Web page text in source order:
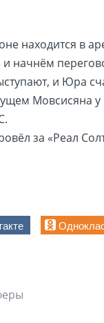
находится в
и начнём
и Юра
Мовсисяна у
за «Реал